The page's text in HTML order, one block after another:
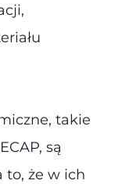
takie
są
to, że w ich